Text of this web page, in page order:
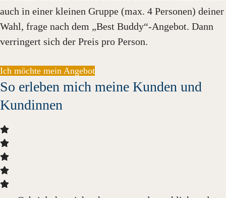
auch in einer kleinen Gruppe (max. 4 Personen) deiner
Wahl, frage nach dem „Best Buddy“-Angebot. Dann
verringert sich der Preis pro Person.
Ich möchte mein Angebot
So erleben mich meine Kunden und
Kundinnen